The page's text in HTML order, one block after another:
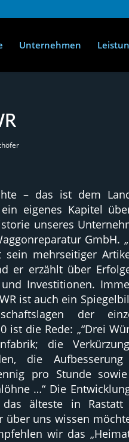
Unternehmen
– das ist dem
eigenes Kapitel
unseres
GmbH.
sein mehrseitiger
er erzählt über
und Investitionen.
ist auch ein
der
ist die Rede: „“Drei
die
die
pro Stunde
…“ Die
älteste in Rastatt
über uns wissen
wir das